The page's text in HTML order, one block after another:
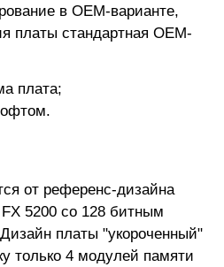
в OEM-варианте,
платы стандартная OEM-
плата;
от референс-дизайна
5200 со 128 битным
платы "укороченный"
только 4 модулей памяти